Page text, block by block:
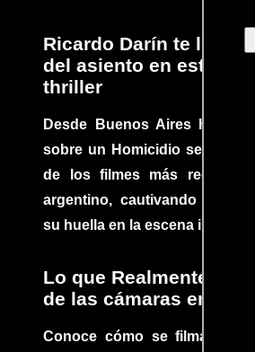
Ricardo Darín te
del asiento en este
thriller
Desde Buenos Aires hasta
sobre un Homicidio se ha
de los filmes más
argentino, cautivando
su huella en la escena
Lo que Realmente
de las cámaras en
Conoce cómo se filmaron